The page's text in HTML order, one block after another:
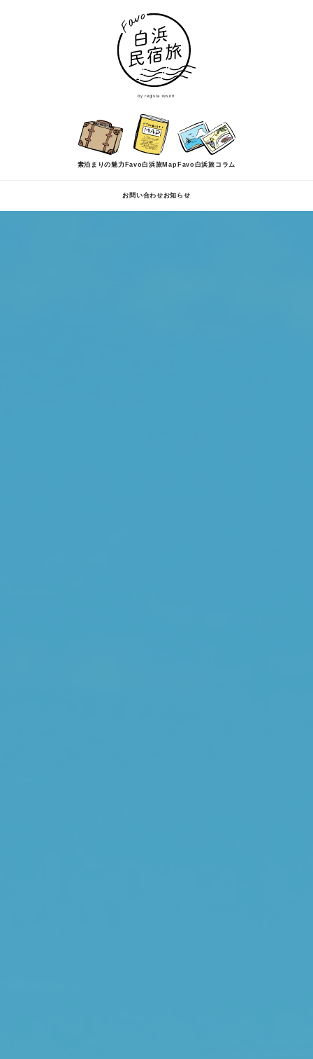
by regista resort
素泊まりの魅力 Favo白浜旅Map Favo白浜旅コラム
お問い合わせ お知らせ